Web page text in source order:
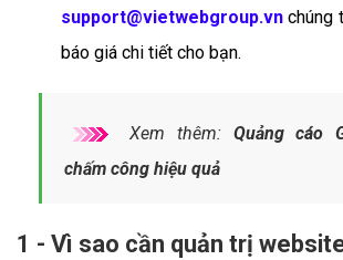
support@vietwebgroup.vn chúng
báo giá chi tiết cho bạn.
Xem thêm: Quảng cáo
chấm công hiệu quả
1 - Vì sao cần quản trị